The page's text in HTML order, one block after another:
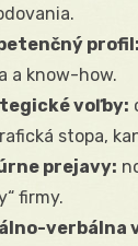
profil:
a know-how.
voľby:
stopa,
prejavy:
firmy.
verbálna